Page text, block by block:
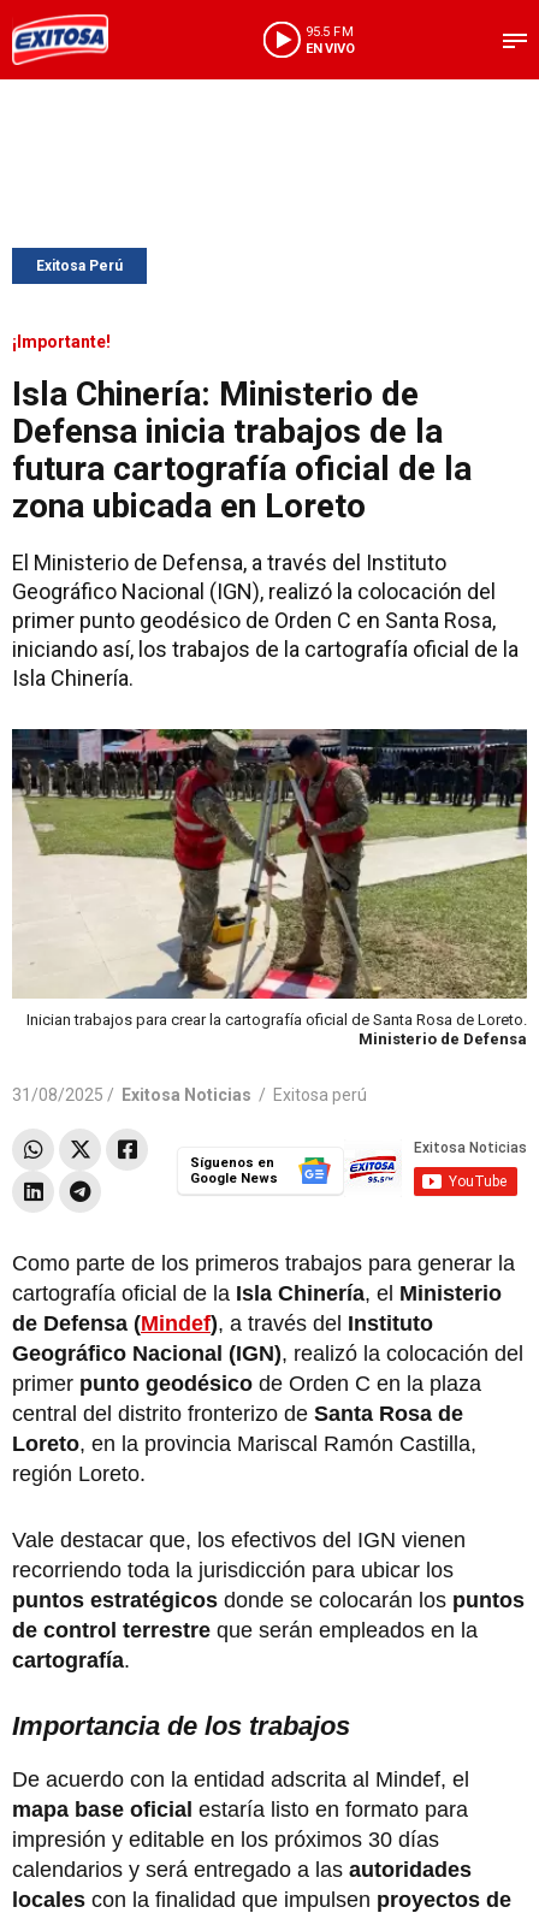
95.5 FM
EN VIVO
Exitosa Perú
¡Importante!
Isla Chinería: Ministerio de
Defensa inicia trabajos de la
futura cartografía oficial de la
zona ubicada en Loreto
El Ministerio de Defensa, a través del Instituto
Geográfico Nacional (IGN), realizó la colocación del
primer punto geodésico de Orden C en Santa Rosa,
iniciando así, los trabajos de la cartografía oficial de la
Isla Chinería.
Inician trabajos para crear la cartografía oficial de Santa Rosa de Loreto.
Ministerio de Defensa
31/08/2025 / Exitosa Noticias / Exitosa perú
Síguenos en
Google News
Como parte de los primeros trabajos para generar la
cartografía oficial de la Isla Chinería, el Ministerio
de Defensa (Mindef), a través del Instituto
Geográfico Nacional (IGN), realizó la colocación del
primer punto geodésico de Orden C en la plaza
central del distrito fronterizo de Santa Rosa de
Loreto, en la provincia Mariscal Ramón Castilla,
región Loreto.
Vale destacar que, los efectivos del IGN vienen
recorriendo toda la jurisdicción para ubicar los
puntos estratégicos donde se colocarán los puntos
de control terrestre que serán empleados en la
cartografía.
Importancia de los trabajos
De acuerdo con la entidad adscrita al Mindef, el
mapa base oficial estaría listo en formato para
impresión y editable en los próximos 30 días
calendarios y será entregado a las autoridades
locales con la finalidad que impulsen proyectos de